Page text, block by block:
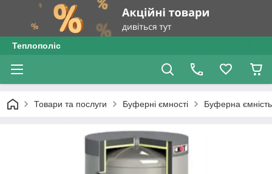
Теплополіс
Товари та послуги Буферні ємності Буферна